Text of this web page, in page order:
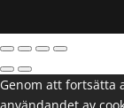
Genom att fortsätta